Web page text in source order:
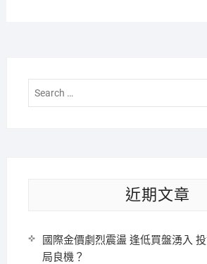
近期文章
國際金價劇烈震盪 逢低買盤湧入
局良機？